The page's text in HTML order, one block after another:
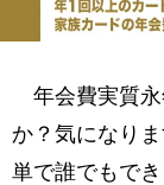
年会費実質
か？気になり
単で誰でもでき